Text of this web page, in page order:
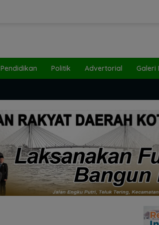
Pendidikan Politik Advertorial Galeri